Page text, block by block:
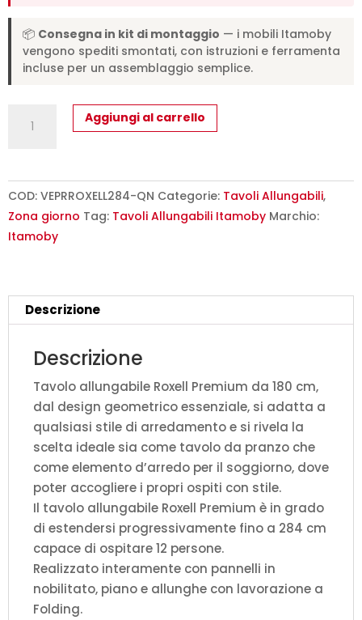
📦 Consegna in kit di montaggio — i mobili Itamoby
vengono spediti smontati, con istruzioni e ferramenta
incluse per un assemblaggio semplice.
allungabile
Roxell
Premium
quercia
Aggiungi al carrello
COD: VEPRROXELL284-QN Categorie: Tavoli Allungabili,
Zona giorno Tag: Tavoli Allungabili Itamoby Marchio:
Itamoby
Descrizione
Descrizione
Tavolo allungabile Roxell Premium da 180 cm,
dal design geometrico essenziale, si adatta a
qualsiasi stile di arredamento e si rivela la
scelta ideale sia come tavolo da pranzo che
come elemento d’arredo per il soggiorno, dove
poter accogliere i propri ospiti con stile.
Il tavolo allungabile Roxell Premium è in grado
di estendersi progressivamente fino a 284 cm
capace di ospitare 12 persone.
Realizzato interamente con pannelli in
nobilitato, piano e allunghe con lavorazione a
Folding.